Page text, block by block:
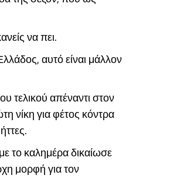
να πει.
αυτό είναι μάλλον
τελικού απέναντι στον
νίκη για φέτος κόντρα
το καλημέρα δικαίωσε
μορφή για τον